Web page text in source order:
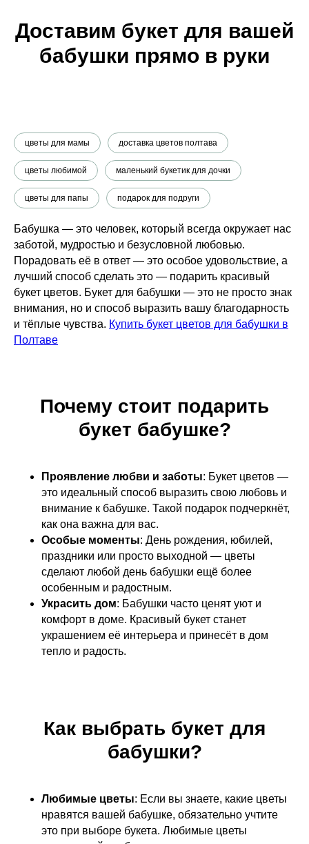
Доставим букет для вашей
бабушки прямо в руки
цветы для мамы доставка цветов полтава
цветы любимой маленький букетик для дочки
цветы для папы подарок для подруги
Бабушка — это человек, который всегда окружает нас
заботой, мудростью и безусловной любовью.
Порадовать её в ответ — это особое удовольствие, а
лучший способ сделать это — подарить красивый
букет цветов. Букет для бабушки — это не просто знак
внимания, но и способ выразить вашу благодарность
и тёплые чувства. Купить букет цветов для бабушки в
Полтаве
Почему стоит подарить
букет бабушке?
Проявление любви и заботы: Букет цветов —
это идеальный способ выразить свою любовь и
внимание к бабушке. Такой подарок подчеркнёт,
как она важна для вас.
Особые моменты: День рождения, юбилей,
праздники или просто выходной — цветы
сделают любой день бабушки ещё более
особенным и радостным.
Украсить дом: Бабушки часто ценят уют и
комфорт в доме. Красивый букет станет
украшением её интерьера и принесёт в дом
тепло и радость.
Как выбрать букет для
бабушки?
Любимые цветы: Если вы знаете, какие цветы
нравятся вашей бабушке, обязательно учтите
это при выборе букета. Любимые цветы